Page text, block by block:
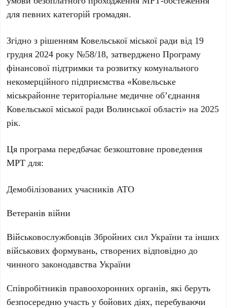
для певних категорій громадян.
Згідно з рішенням Ковельської міської ради від 19
грудня 2024 року №58/18, затверджено Програму
фінансової підтримки та розвитку комунального
некомерційного підприємства «Ковельське
міськрайонне територіальне медичне об’єднання
Ковельської міської ради Волинської області» на 2025
рік.
Ця програма передбачає безкоштовне проведення
МРТ для:
Демобілізованих учасників АТО
Ветеранів війни
Військовослужбовців Збройних сил України та інших
військових формувань, створених відповідно до
чинного законодавства України
Співробітників правоохоронних органів, які беруть
безпосередню участь у бойових діях, перебуваючи